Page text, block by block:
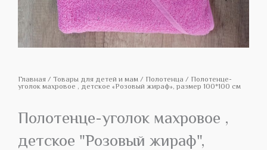
Главная / Товары для детей и мам / Полотенца / Полотенце-
уголок махровое , детское «Розовый жираф», размер 100*100 см
Полотенце-уголок махровое ,
детское "Розовый жираф",